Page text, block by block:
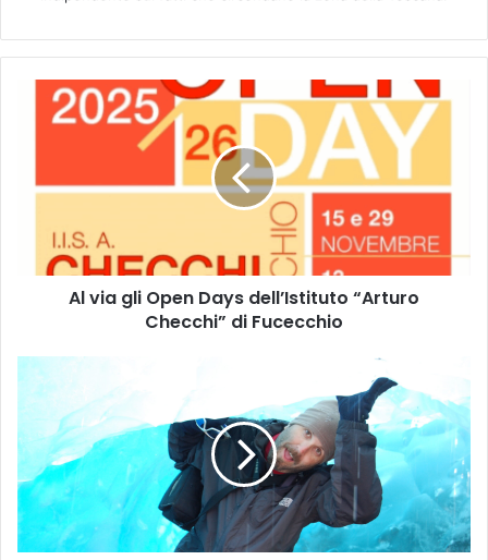
y
s
d
e
l
l
Al via gli Open Days dell’Istituto “Arturo
Checchi” di Fucecchio
s
s
a
-
P
r
e